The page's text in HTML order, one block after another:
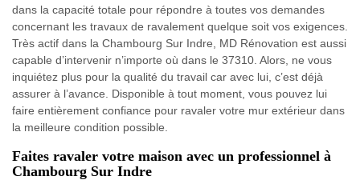
dans la capacité totale pour répondre à toutes vos demandes
concernant les travaux de ravalement quelque soit vos exigences.
Très actif dans la Chambourg Sur Indre, MD Rénovation est aussi
capable d’intervenir n’importe où dans le 37310. Alors, ne vous
inquiétez plus pour la qualité du travail car avec lui, c’est déjà
assurer à l’avance. Disponible à tout moment, vous pouvez lui
faire entièrement confiance pour ravaler votre mur extérieur dans
la meilleure condition possible.
Faites ravaler votre maison avec un professionnel à
Chambourg Sur Indre